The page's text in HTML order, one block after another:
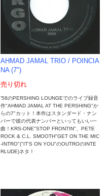
AHMAD JAMAL TRIO / POINCIA
NA (7")
売り切れ
'58のPERSHING LOUNGEでのライブ録音
作"AHMAD JAMAL AT THE PERSHING"か
らの7"カット！本作はスタンダード・ナン
バーで彼の代表ナンバーといってもいい一
曲！KRS-ONE"STOP FRONTIN"、PETE
ROCK & C.L. SMOOTH"GET ON THE MIC
-INTRO"("IT'S ON YOU"のOUTROのINTE
RLUDE)ネタ！